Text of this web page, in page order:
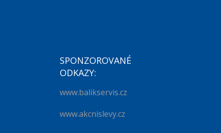
SPONZOROVANÉ
ODKAZY:
www.balikservis.cz
www.akcnislevy.cz